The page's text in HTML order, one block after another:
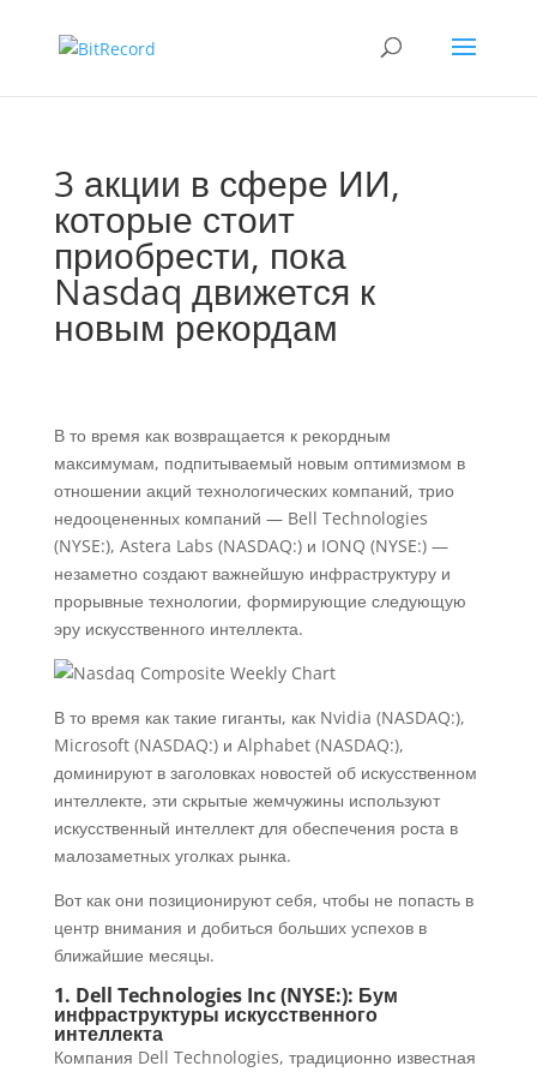
3 акции в сфере ИИ,
которые стоит
приобрести, пока
Nasdaq движется к
новым рекордам
В то время как возвращается к рекордным
максимумам, подпитываемый новым оптимизмом в
отношении акций технологических компаний, трио
недооцененных компаний — Bell Technologies
(NYSE:), Astera Labs (NASDAQ:) и IONQ (NYSE:) —
незаметно создают важнейшую инфраструктуру и
прорывные технологии, формирующие следующую
эру искусственного интеллекта.
В то время как такие гиганты, как Nvidia (NASDAQ:),
Microsoft (NASDAQ:) и Alphabet (NASDAQ:),
доминируют в заголовках новостей об искусственном
интеллекте, эти скрытые жемчужины используют
искусственный интеллект для обеспечения роста в
малозаметных уголках рынка.
Вот как они позиционируют себя, чтобы не попасть в
центр внимания и добиться больших успехов в
ближайшие месяцы.
1. Dell Technologies Inc (NYSE:): Бум
инфраструктуры искусственного
интеллекта
Компания Dell Technologies, традиционно известная